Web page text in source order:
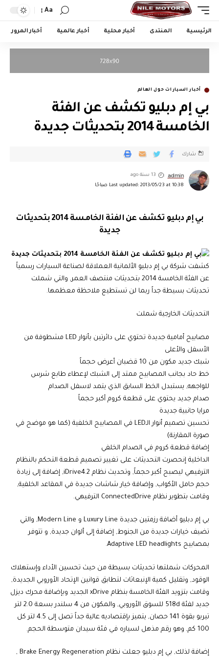
Aa
الرئيسية المنتدى أخبار محلية أخبار عالمية أخبار المرور
أخبار السيارات حول العالم
بي إم دبليو تكشف عن الفئة
الخامسة 2014 بتحديثات جديدة
Last updated: 2013/05/23 at 10:38 صباحًا
admin 13 سنة ago
شارك
بي إم دبليو تكشف عن الفئة الخامسة 2014 بتحديثات
جديدة
كشفت شركة بي إم دبليو الألمانية العملاقة لصناعة السيارات رسمياً
عن الفئة الخامسة 2014 بتحديثات منتصف العمر, والتي شملت
تحديثات بسيطة جداً ربما لن تستطيع ملاحظة معظمها.
التحديثات الخارجية شملت
مصابيح أمامية جديدة تحتوي على دائرتين بأنوار LED مشطوفة من
الأسفل والأعلى
شبك جديد مكون من 10 قضبان أعرض حجماً
خط حاد بجانب المصابيح ممتد إلى الشبك لإعطاء طابع شرس
للواجهه, يستبدل الخط السابق الذي يتمد لاسفل الصدام
صدام جديد يحتوي على قطعة كروم أكبر حجماً
مرايا جانبية جديدة
تحسين تصميم أنوار الـLED في المصابيح الخلفية (كما هو موضح في
صورة المقارنة)
إضافة قطعة كروم في الصدام الخلفي
الداخلية إنحصرت التحديثات على تغيير تصميم قطعة التحكم بالنظام
الترفيهي ليصبح أكبر حجماً, وتحديث نظام iDrive4.2, إضافة إلى زيادة
حجم حامل الأكواب, وإضافة خيار شاشات جديدة في المقاعد الخلفية,
وقامت بتطوير نظام ConnectedDrive الترفيهي.
بي إم دبليو أضافة رزمتين جديدة Luxury Line و Modern Line, والتي
تضيف خيارات جديدة من الجنوط, إضافة إلى ألوان جديدة, و تتوفر
بمصابيح Adaptive LED headlights.
المحركات شملتها تحديثات بسيطة من حيث تحسين الأداء وإستهلاك
الوقود, وتقليل كمية الإنبعاثات لتطابق قوانين الإتحاد الأوروبي الجديدة,
وقامت بتزويد الفئة الخامسة بنظام xDrive الجديد وبإضافة محرك ديزل
جديد لفئة 518d للسوق الأوروبي, والمكون من 4 سلندر بسعة 2.0 لتر
تيربو بقوة 141 حصان, يتميز بإقتصاديه عالية جداً تصل إلى 4.5 لتر كل
100 كم, وهو رقم مذهل لسياره في فئة سيدان متوسطة الحجم.
إضافة لذلك, بي إم دبليو جعلت نظام Brake Energy Regeneration ,